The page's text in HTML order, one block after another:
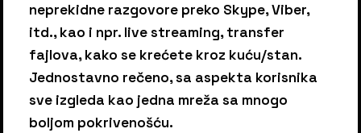
neprekidne razgovore preko Skype, Viber,
itd., kao i npr. live streaming, transfer
fajlova, kako se krećete kroz kuću/stan.
Jednostavno rečeno, sa aspekta korisnika
sve izgleda kao jedna mreža sa mnogo
boljom pokrivenošću.